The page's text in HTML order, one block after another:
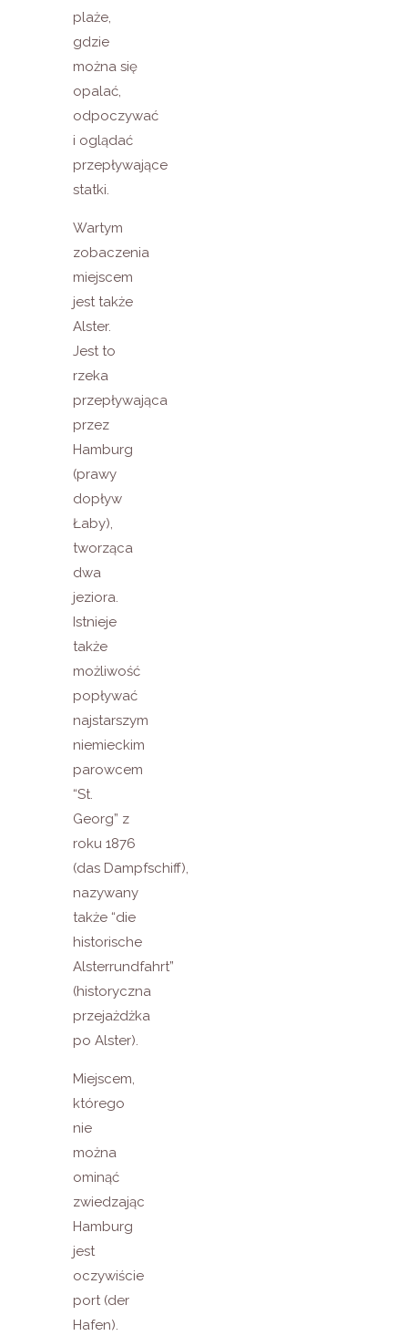
plaże,
gdzie
można się
opalać,
odpoczywać
i oglądać
przepływające
statki.
Wartym
zobaczenia
miejscem
jest także
Alster.
Jest to
rzeka
przepływająca
przez
Hamburg
(prawy
dopływ
Łaby),
tworząca
dwa
jeziora.
Istnieje
także
możliwość
popływać
najstarszym
niemieckim
parowcem
“St.
Georg” z
roku 1876
(das Dampfschiff),
nazywany
także “die
historische
Alsterrundfahrt”
(historyczna
przejażdżka
po Alster).
Miejscem,
którego
nie
można
ominąć
zwiedzając
Hamburg
jest
oczywiście
port (der
Hafen).